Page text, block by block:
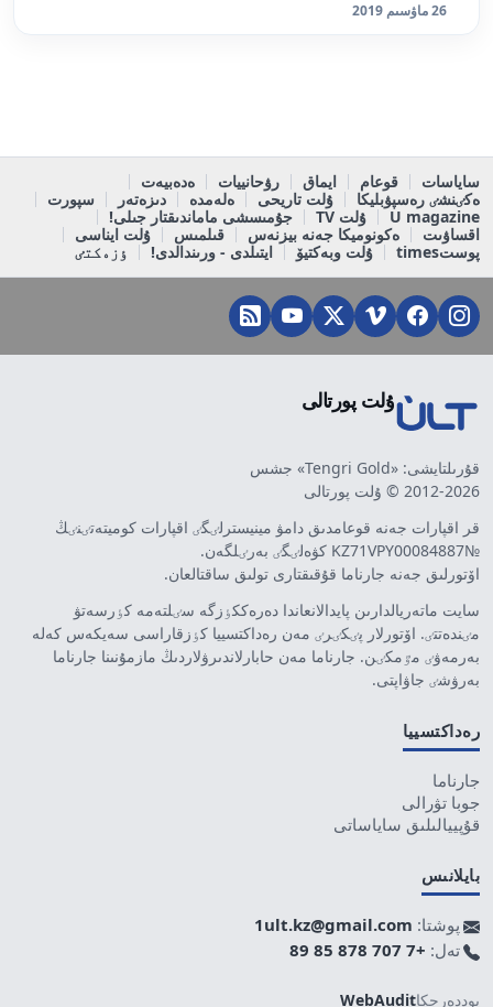
26 ماۋسىم 2019
ساياسات قوعام ايماق رۋحانييات
ەدەبيەت
ەكٸنشٸ رەسپۋبليكا
ۇلت تاريحى ەلەمدە دىزەتەر
سپورت
U magazine
ۇلت TV
جۇمىسشى ماماندىقتار جىلى!
اقساۋىت
ەكونوميكا جەنە بيزنەس قىلمىس
ۇلت ايناسى
پوستtimes
ۇلت وبەكتيۆ ايتىلدى - ورىندالدى! ٶزەكتٸ
ۇلت پورتالى
قۇرىلتايشى: «Tengri Gold» جشس
2012-2026 © ۇلت پورتالى
قر اقپارات جەنە قوعامدىق دامۋ مينيسترلٸگٸ اقپارات كوميتەتٸنٸڭ
№KZ71VPY00084887 كۋەلٸگٸ بەرٸلگەن.
اۆتورلىق جەنە جارناما قۇقىقتارى تولىق ساقتالعان.
سايت ماتەريالدارىن پايدالانعاندا دەرەككٶزگە سٸلتەمە كٶرسەتۋ
مٸندەتتٸ. اۆتورلار پٸكٸرٸ مەن رەداكتسييا كٶزقاراسى سەيكەس كەلە
بەرمەۋٸ مٷمكٸن. جارناما مەن حابارلاندىرۋلاردىڭ مازمۇنىنا جارناما
بەرۋشٸ جاۋاپتى.
رەداكتسييا
جارناما
جوبا تۋرالى
قۇپييالىلىق ساياساتى
بايلانىس
پوشتا: 1ult.kz@gmail.com
تەل: +7 707 878 85 89
پوددەرجكاWebAudit